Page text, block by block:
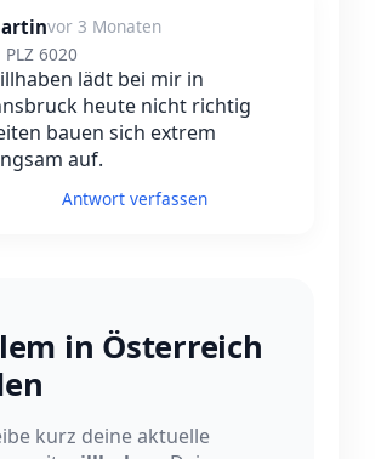
vor 3 Monaten
PLZ 6020
lädt bei mir in
heute nicht richtig
bauen sich extrem
auf.
Antwort verfassen
in Österreich
kurz deine aktuelle